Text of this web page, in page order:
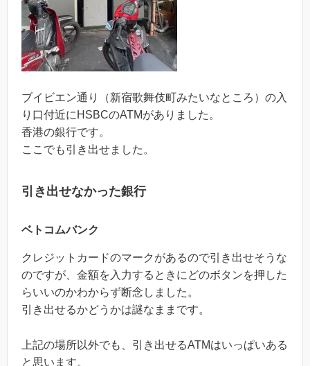
ブイビエン通り（新宿歌舞伎町みたいなところ）の入
り口付近にHSBCのATMがありました。
香港の銀行です。
ここでも引き出せました。
引き出せなかった銀行
ベトコムバンク
クレジットカードのマークがあるので引き出せそうな
のですが、金額を入力するときにどのボタンを押した
らいいのかわからず断念しました。
引き出せるかどうかは謎なままです。
上記の場所以外でも、引き出せるATMはいっぱいある
と思います。